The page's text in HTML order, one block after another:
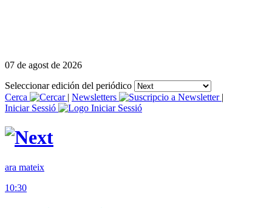
07 de agost de 2026
Seleccionar edición del periódico
Cerca
| Newsletters
|
Iniciar Sessió
ara mateix
10:30